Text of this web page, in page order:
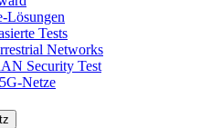
Lösungen
Tests
Networks
Security Test
Netze